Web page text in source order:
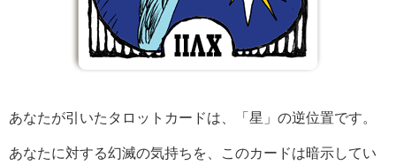
あなたが引いたタロットカードは、「星」の逆位置です。
あなたに対する幻滅の気持ちを、このカードは暗示してい